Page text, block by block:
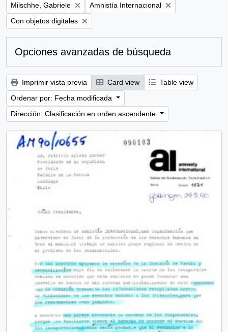
Remove filter:
Milschhe, Gabriele Remove filter:
Amnistía Internacional
Remove filter:
Con objetos digitales
Opciones avanzadas de búsqueda
Imprimir vista previa Card view
Table view
Ordenar por: Fecha modificada
Dirección: Clasificación en orden ascendente